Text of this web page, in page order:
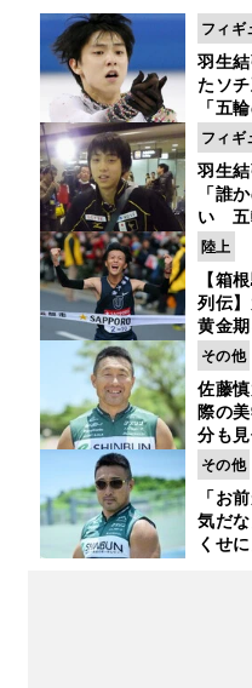
羽生
たソ
「五
知っ
フィギ
羽生
「誰
い 五
の道の
フィギ
【箱
列伝
黄金
し銀
期の設
きな
く
陸上
佐藤
際の
分も
代の
与える
も言及
その他
「お
気だ
くせ
その他